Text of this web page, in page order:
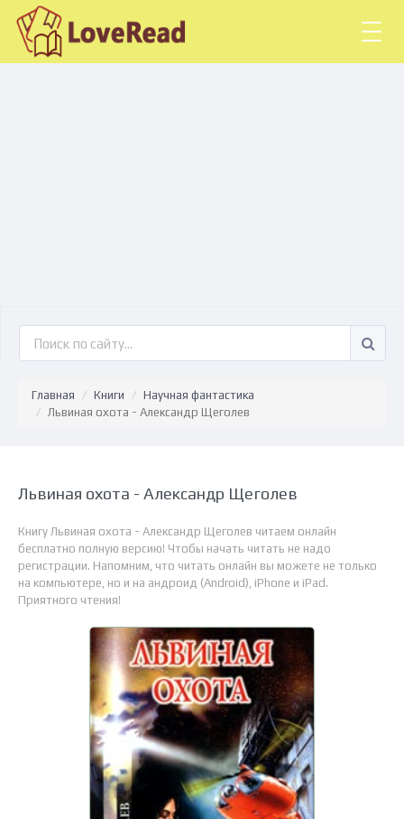
Главная Книги
Научная фантастика
Львиная охота - Александр Щеголев
Львиная охота - Александр Щеголев
Книгу Львиная охота - Александр Щеголев читаем онлайн
бесплатно полную версию! Чтобы начать читать не надо
регистрации. Напомним, что читать онлайн вы можете не только
на компьютере, но и на андроид (Android), iPhone и iPad.
Приятного чтения!